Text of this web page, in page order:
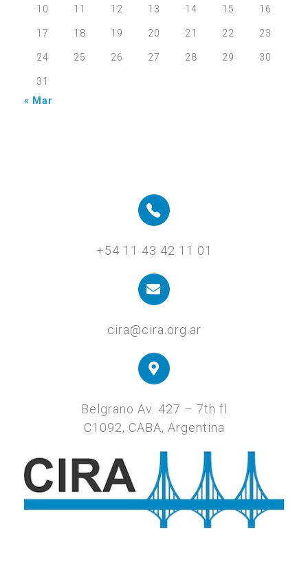
10 11 12 13 14 15 16
17 18 19 20 21 22 23
24 25 26 27 28 29 30
31
« Mar
+54 11 43 42 11 01
cira@cira.org.ar
Belgrano Av. 427 – 7th fl
C1092, CABA, Argentina